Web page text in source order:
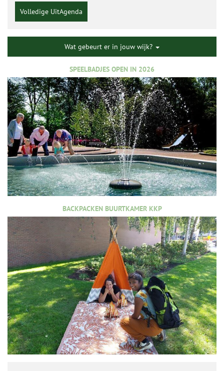
Volledige UitAgenda
Wat gebeurt er in jouw wijk?
SPEELBADJES OPEN IN 2026
BACKPACKEN BUURTKAMER KKP